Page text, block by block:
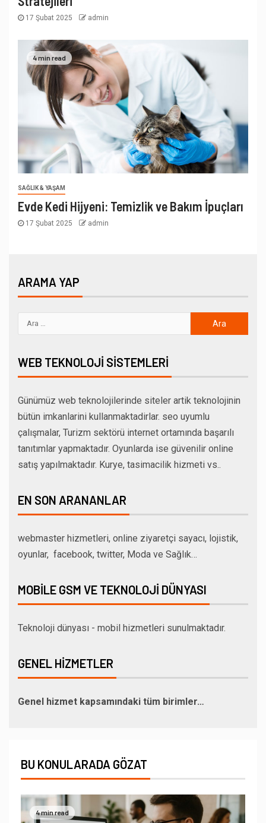
17 Şubat 2025 admin
4 min read
SAĞLIK & YAŞAM
Evde Kedi Hijyeni: Temizlik ve Bakım İpuçları
17 Şubat 2025 admin
ARAMA YAP
WEB TEKNOLOJI SISTEMLERI
Günümüz web teknolojilerinde siteler artik teknolojinin
bütün imkanlarini kullanmaktadirlar. seo uyumlu
çalışmalar, Turizm sektörü internet ortamında başarılı
tanıtımlar yapmaktadır. Oyunlarda ise güvenilir online
satış yapılmaktadır. Kurye, tasimacilik hizmeti vs..
EN SON ARANANLAR
webmaster hizmetleri, online ziyaretçi sayacı, lojistik,
oyunlar, facebook, twitter, Moda ve Sağlık…
MOBILE GSM VE TEKNOLOJI DÜNYASI
Teknoloji dünyası - mobil hizmetleri sunulmaktadır.
GENEL HIZMETLER
Genel hizmet kapsamındaki tüm birimler…
BU KONULARADA GÖZAT
4 min read